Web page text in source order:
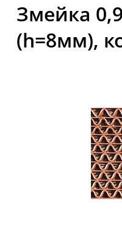
Змейка
(h=8мм),